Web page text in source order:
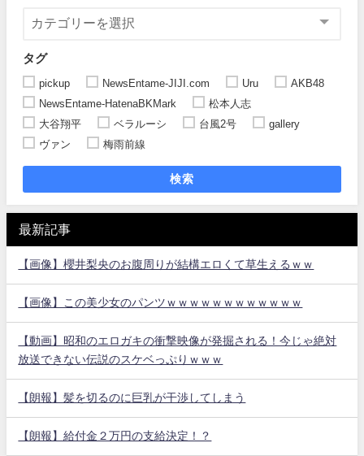
タグ
pickup NewsEntame-JIJI.com Uru
AKB48
NewsEntame-HatenaBKMark
松本人志
大谷翔平
ベラルーシ 台風2号
gallery
ヴァン
梅雨前線
検索
最新記事
【画像】櫻井梨央のお腹周りが結構エロくて草生えるｗｗ
【画像】この美少女のパンツｗｗｗｗｗｗｗｗｗｗｗｗ
【動画】昭和のエロガキの衝撃映像が発掘される！今じゃ絶対
放送できない伝説のスケベっぷりｗｗｗ
【朗報】髪を切るのに巨乳が干渉してしまう
【朗報】給付金２万円の支給決定！？